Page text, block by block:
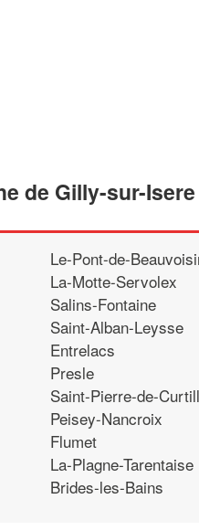
de Gilly-sur-Isere
Le-Pont-de-
La-Motte-Servolex
Salins-Fontaine
Saint-Alban-Leysse
Entrelacs
Presle
Saint-Pierre-de-
Peisey-Nancroix
Flumet
La-Plagne-Tarentaise
Brides-les-Bains